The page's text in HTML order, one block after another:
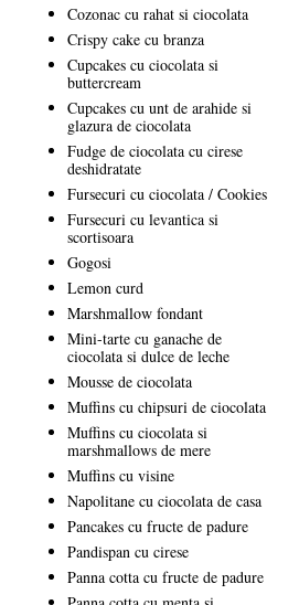
Cozonac cu rahat si ciocolata
Crispy cake cu branza
Cupcakes cu ciocolata si
buttercream
Cupcakes cu unt de arahide si
glazura de ciocolata
Fudge de ciocolata cu cirese
deshidratate
Fursecuri cu ciocolata / Cookies
Fursecuri cu levantica si
scortisoara
Gogosi
Lemon curd
Marshmallow fondant
Mini-tarte cu ganache de
ciocolata si dulce de leche
Mousse de ciocolata
Muffins cu chipsuri de ciocolata
Muffins cu ciocolata si
marshmallows de mere
Muffins cu visine
Napolitane cu ciocolata de casa
Pancakes cu fructe de padure
Pandispan cu cirese
Panna cotta cu fructe de padure